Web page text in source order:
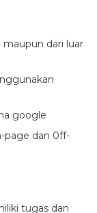
maupun dari luar
google
page dan 0ff-
tugas dan